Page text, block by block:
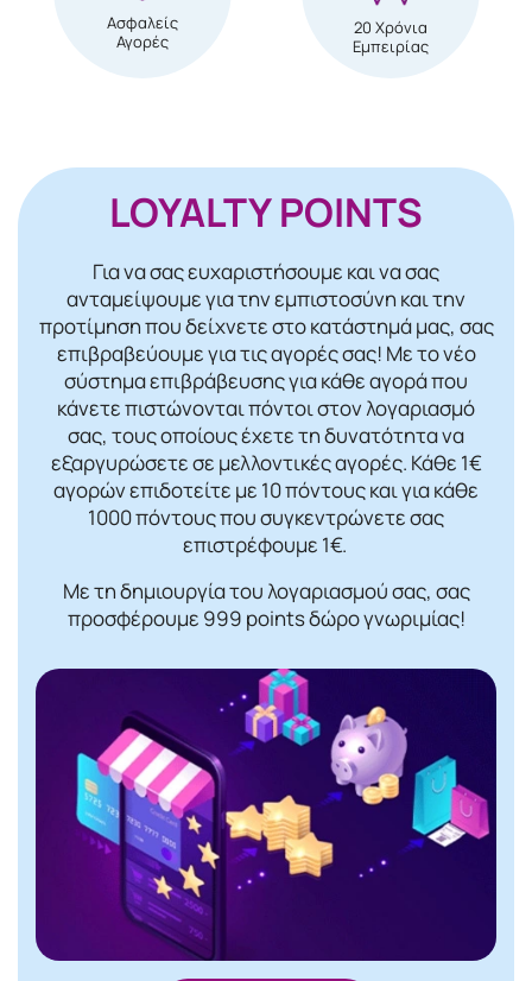
Ασφαλείς
Αγορές
20 Χρόνια
Εμπειρίας
LOYALTY POINTS
Για να σας ευχαριστήσουμε και να σας
ανταμείψουμε για την εμπιστοσύνη και την
προτίμηση που δείχνετε στο κατάστημά μας, σας
επιβραβεύουμε για τις αγορές σας! Mε το νέο
σύστημα επιβράβευσης για κάθε αγορά που
κάνετε πιστώνονται πόντοι στον λογαριασμό
σας, τους οποίους έχετε τη δυνατότητα να
εξαργυρώσετε σε μελλοντικές αγορές. Κάθε 1€
αγορών επιδοτείτε με 10 πόντους και για κάθε
1000 πόντους που συγκεντρώνετε σας
επιστρέφουμε 1€.
Με τη δημιουργία του λογαριασμού σας, σας
προσφέρουμε 999 points δώρο γνωριμίας!